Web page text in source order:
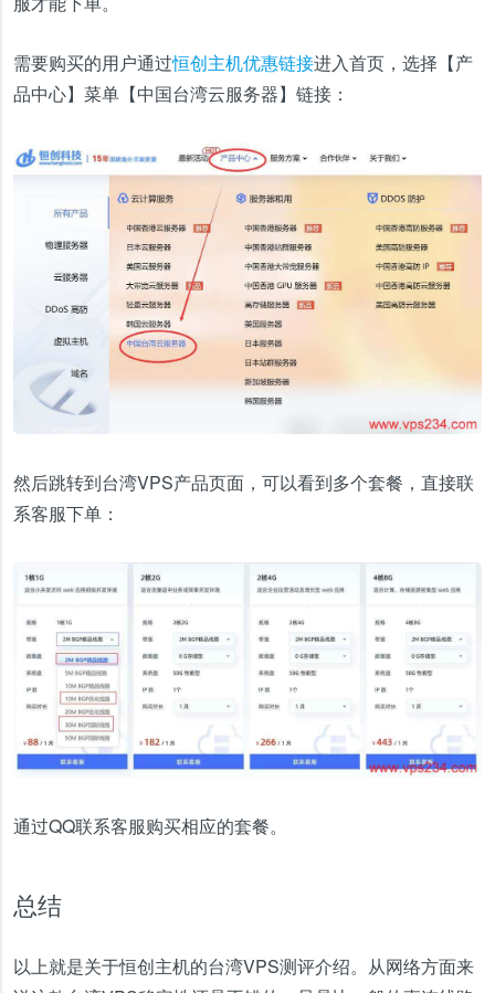
需要购买的用户通过恒创主机优惠链接进入首页，选择【产
品中心】菜单【中国台湾云服务器】链接：
然后跳转到台湾VPS产品页面，可以看到多个套餐，直接联
系客服下单：
通过QQ联系客服购买相应的套餐。
总结
以上就是关于恒创主机的台湾VPS测评介绍。从网络方面来